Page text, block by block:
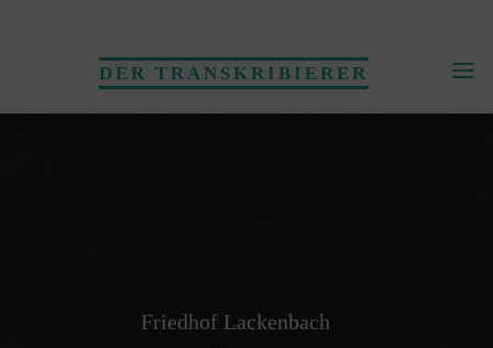
DER TRANSKRIBIERER
Friedhof Lackenbach